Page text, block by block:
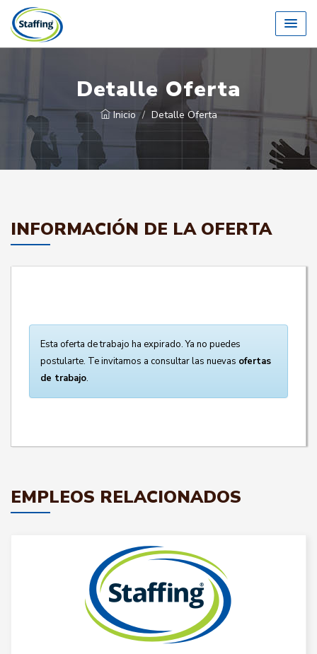
Detalle Oferta
Inicio Detalle Oferta
INFORMACIÓN DE LA OFERTA
Esta oferta de trabajo ha expirado. Ya no puedes
postularte. Te invitamos a consultar las nuevas ofertas
de trabajo.
EMPLEOS RELACIONADOS